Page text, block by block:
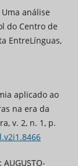
Uma análise
do Centro de
EntreLínguas,
aplicado ao
na era da
v. 2, n. 1, p.
AUGUSTO-